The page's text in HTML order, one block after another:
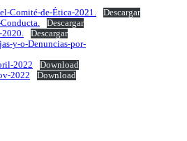
Comité-de-Ética-2021.
Descargar
Descargar
Descargar
y-o-Denuncias-por-
2022
Download
2022
Download